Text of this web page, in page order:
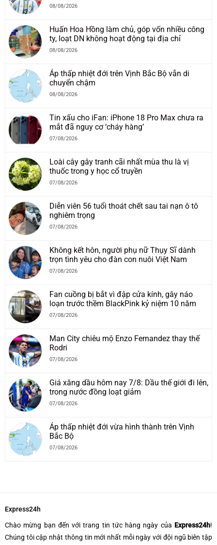
08/08/2026
Huấn Hoa Hồng làm chủ, góp vốn nhiều công
ty, loạt DN không hoạt động tại địa chỉ
08/08/2026
Áp thấp nhiệt đới trên Vịnh Bắc Bộ vẫn di
chuyển chậm
08/08/2026
Tin xấu cho iFan: iPhone 18 Pro Max chưa ra
mắt đã nguy cơ ‘cháy hàng’
07/08/2026
Loài cây gây tranh cãi nhất mùa thu là vị
thuốc trong y học cổ truyền
07/08/2026
Diễn viên 56 tuổi thoát chết sau tai nạn ô tô
nghiêm trọng
07/08/2026
Không kết hôn, người phụ nữ Thụy Sĩ dành
trọn tình yêu cho đàn con nuôi Việt Nam
07/08/2026
Fan cuồng bị bắt vì đập cửa kính, gây náo
loạn trước thềm BlackPink kỷ niệm 10 năm
07/08/2026
Man City chiêu mộ Enzo Fernandez thay thế
Rodri
07/08/2026
Giá xăng dầu hôm nay 7/8: Dầu thế giới đi lên,
trong nước đồng loạt giảm
07/08/2026
Áp thấp nhiệt đới vừa hình thành trên Vịnh
Bắc Bộ
07/08/2026
Express24h
Chào mừng bạn đến với trang tin tức hàng ngày của Express24h!
Chúng tôi cập nhật thông tin mới nhất mỗi ngày với đội ngũ biên tập